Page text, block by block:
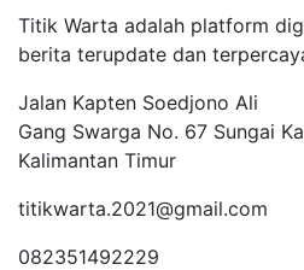
Titik Warta adalah platform
berita terupdate dan
Jalan Kapten Soedjono Ali
Gang Swarga No. 67 Sungai
Kalimantan Timur
titikwarta.2021@gmail.com
082351492229